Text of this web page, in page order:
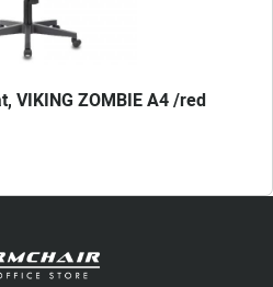
ZOMBIE A4 /red